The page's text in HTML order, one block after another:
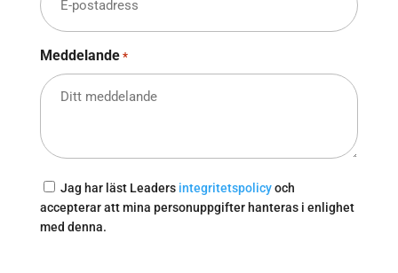
Meddelande *
Samtycke
Jag har läst Leaders integritetspolicyoch
accepterar att mina personuppgifter hanteras i enlighet
med denna.